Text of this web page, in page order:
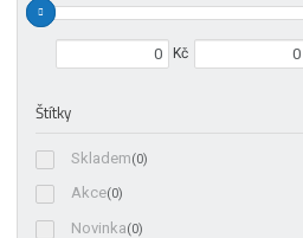
Kč
Štítky
Skladem(0)
Akce(0)
Novinka(0)